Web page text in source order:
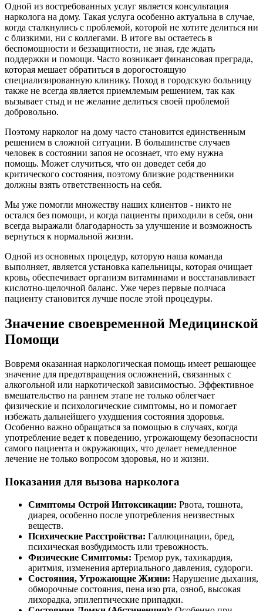
Одной из востребованных услуг является консультация
нарколога на дому. Такая услуга особенно актуальна в случае,
когда сталкнулись с проблемой, которой не хотите делиться ни
с близкими, ни с коллегами. В итоге вы остаетесь в
беспомощности и беззащитности, не зная, где ждать
поддержки и помощи. Часто возникает финансовая преграда,
которая мешает обратиться в дорогостоящую
специализированную клинику. Поход в городскую больницу
также не всегда является приемлемым решением, так как
вызывает стыд и не желание делиться своей проблемой
добровольно.
Поэтому нарколог на дому часто становится единственным
решением в сложной ситуации. В большинстве случаев
человек в состоянии запоя не осознает, что ему нужна
помощь. Может случиться, что он доведет себя до
критического состояния, поэтому близкие родственники
должны взять ответственность на себя.
Мы уже помогли множеству наших клиентов - никто не
остался без помощи, и когда пациенты приходили в себя, они
всегда выражали благодарность за улучшение и возможность
вернуться к нормальной жизни.
Одной из основных процедур, которую наша команда
выполняет, является установка капельницы, которая очищает
кровь, обеспечивает организм витаминами и восстанавливает
кислотно-щелочной баланс. Уже через первые полчаса
пациенту становится лучше после этой процедуры.
Значение своевременной Медицинской
Помощи
Вовремя оказанная наркологическая помощь имеет решающее
значение для предотвращения осложнений, связанных с
алкогольной или наркотической зависимостью. Эффективное
вмешательство на раннем этапе не только облегчает
физические и психологические симптомы, но и помогает
избежать дальнейшего ухудшения состояния здоровья.
Особенно важно обращаться за помощью в случаях, когда
употребление ведет к поведению, угрожающему безопасности
самого пациента и окружающих, что делает немедленное
лечение не только вопросом здоровья, но и жизни.
Показания для вызова нарколога
Симптомы Острой Интоксикации: Рвота, тошнота,
диарея, особенно после употребления неизвестных
веществ.
Психические Расстройства: Галлюцинации, бред,
психическая возбудимость или тревожность.
Физические Симптомы: Тремор рук, тахикардия,
аритмия, изменения артериального давления, судороги.
Состояния, Угрожающие Жизни: Нарушение дыхания,
обморочные состояния, пена изо рта, озноб, высокая
лихорадка, эпилептические припадки.